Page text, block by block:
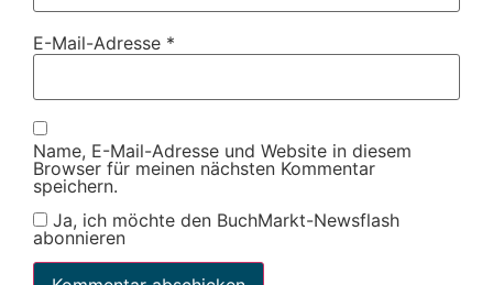
E-Mail-Adresse *
Name, E-Mail-Adresse und Website in diesem
Browser für meinen nächsten Kommentar
speichern.
Ja, ich möchte den BuchMarkt-Newsflash
abonnieren